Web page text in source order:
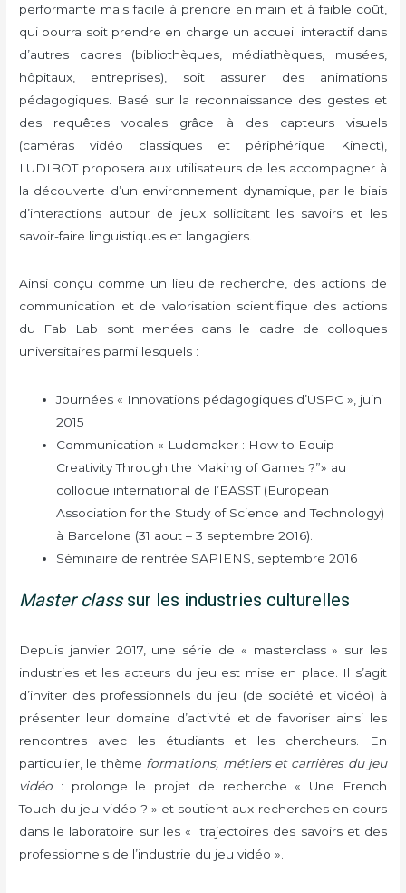
performante mais facile à prendre en main et à faible coût,
qui pourra soit prendre en charge un accueil interactif dans
d’autres cadres (bibliothèques, médiathèques, musées,
hôpitaux, entreprises), soit assurer des animations
pédagogiques. Basé sur la reconnaissance des gestes et
des requêtes vocales grâce à des capteurs visuels
(caméras vidéo classiques et périphérique Kinect),
LUDIBOT proposera aux utilisateurs de les accompagner à
la découverte d’un environnement dynamique, par le biais
d’interactions autour de jeux sollicitant les savoirs et les
savoir-faire linguistiques et langagiers.
Ainsi conçu comme un lieu de recherche, des actions de
communication et de valorisation scientifique des actions
du Fab Lab sont menées dans le cadre de colloques
universitaires parmi lesquels :
Journées « Innovations pédagogiques d’USPC », juin
2015
Communication « Ludomaker : How to Equip
Creativity Through the Making of Games ?”» au
colloque international de l’EASST (European
Association for the Study of Science and Technology)
à Barcelone (31 aout – 3 septembre 2016).
Séminaire de rentrée SAPIENS, septembre 2016
Master classsur les industries culturelles
Depuis janvier 2017, une série de « masterclass » sur les
industries et les acteurs du jeu est mise en place. Il s’agit
d’inviter des professionnels du jeu (de société et vidéo) à
présenter leur domaine d’activité et de favoriser ainsi les
rencontres avec les étudiants et les chercheurs. En
particulier, le thème formations, métiers et carrières du jeu
vidéo : prolonge le projet de recherche « Une French
Touch du jeu vidéo ? » et soutient aux recherches en cours
dans le laboratoire sur les « trajectoires des savoirs et des
professionnels de l’industrie du jeu vidéo ».